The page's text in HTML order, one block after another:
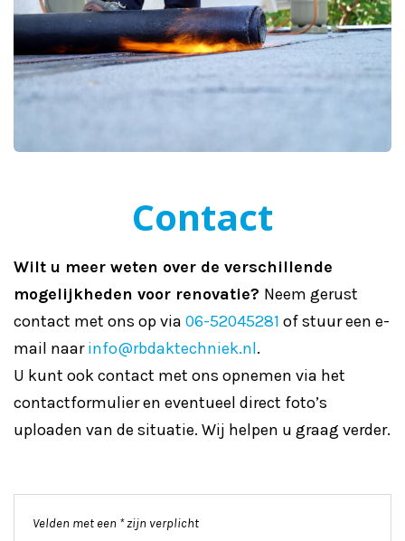
Contact
Wilt u meer weten over de verschillende
mogelijkheden voor renovatie? Neem gerust
contact met ons op via 06-52045281 of stuur een e-
mail naarinfo@rbdaktechniek.nl.
U kunt ook contact met ons opnemen via het
contactformulier en eventueel direct foto’s
uploaden van de situatie. Wij helpen u graag verder.
Velden met een * zijn verplicht